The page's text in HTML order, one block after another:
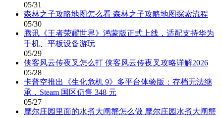
05/31
森林之子攻略地图怎么看 森林之子攻略地图探索流程
05/30
腾讯《王者荣耀世界》鸿蒙版正式上线，适配支持华为
手机、平板设备游玩
05/29
侠客风云传夜叉怎么打 侠客风云传夜叉攻略详解2026
05/28
卡普空推出《生化危机 9》多平台体验版：存档无法继
承，Steam 国区仍售 348 元
05/27
摩尔庄园里面的水煮大闸蟹怎么做 摩尔庄园水煮大闸蟹